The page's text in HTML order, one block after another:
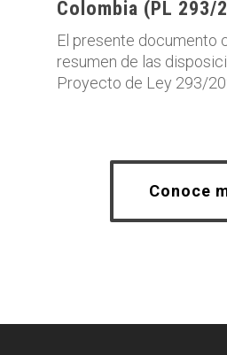
Colombia (PL 293/
El presente documento
resumen de las
Proyecto de Ley 293/
Conoce